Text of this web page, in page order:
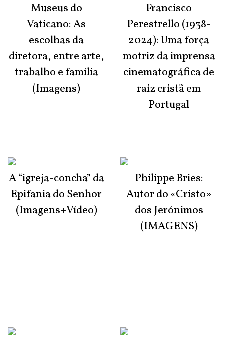
Museus do
Vaticano: As
escolhas da
diretora, entre arte,
trabalho e família
(Imagens)
A “igreja-concha” da
Epifania do Senhor
(Imagens+Vídeo)
Francisco
Perestrello (1938-
2024): Uma força
motriz da imprensa
cinematográfica de
raiz cristã em
Portugal
Philippe Bries:
Autor do «Cristo»
dos Jerónimos
(IMAGENS)